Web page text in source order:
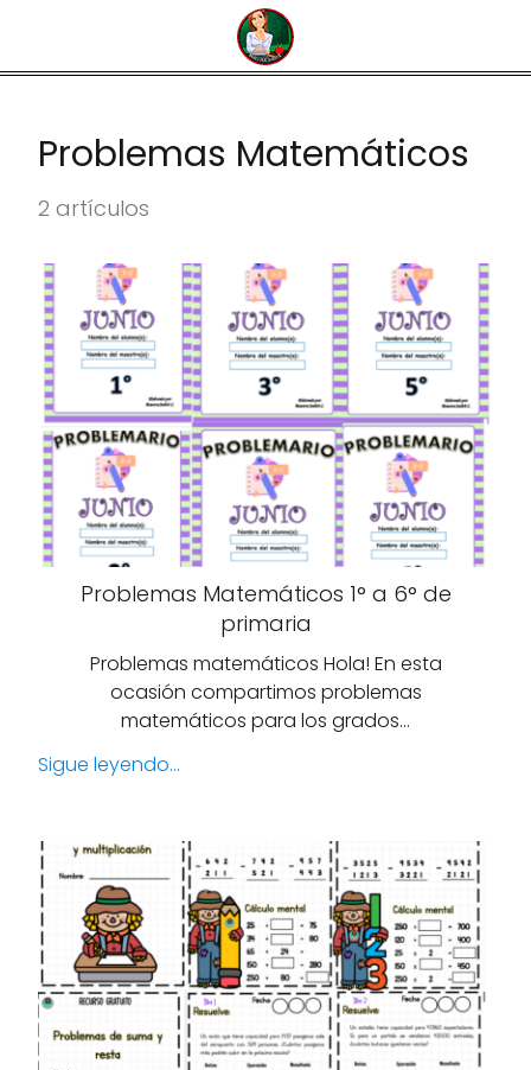
Problemas Matemáticos
2 artículos
Problemas Matemáticos 1° a 6° de
primaria
Problemas matemáticos Hola! En esta
ocasión compartimos problemas
matemáticos para los grados…
Sigue leyendo...